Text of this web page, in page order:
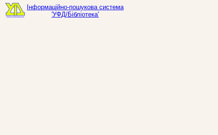
Інформаційно-пошукова система
'УФД/Бібліотека'